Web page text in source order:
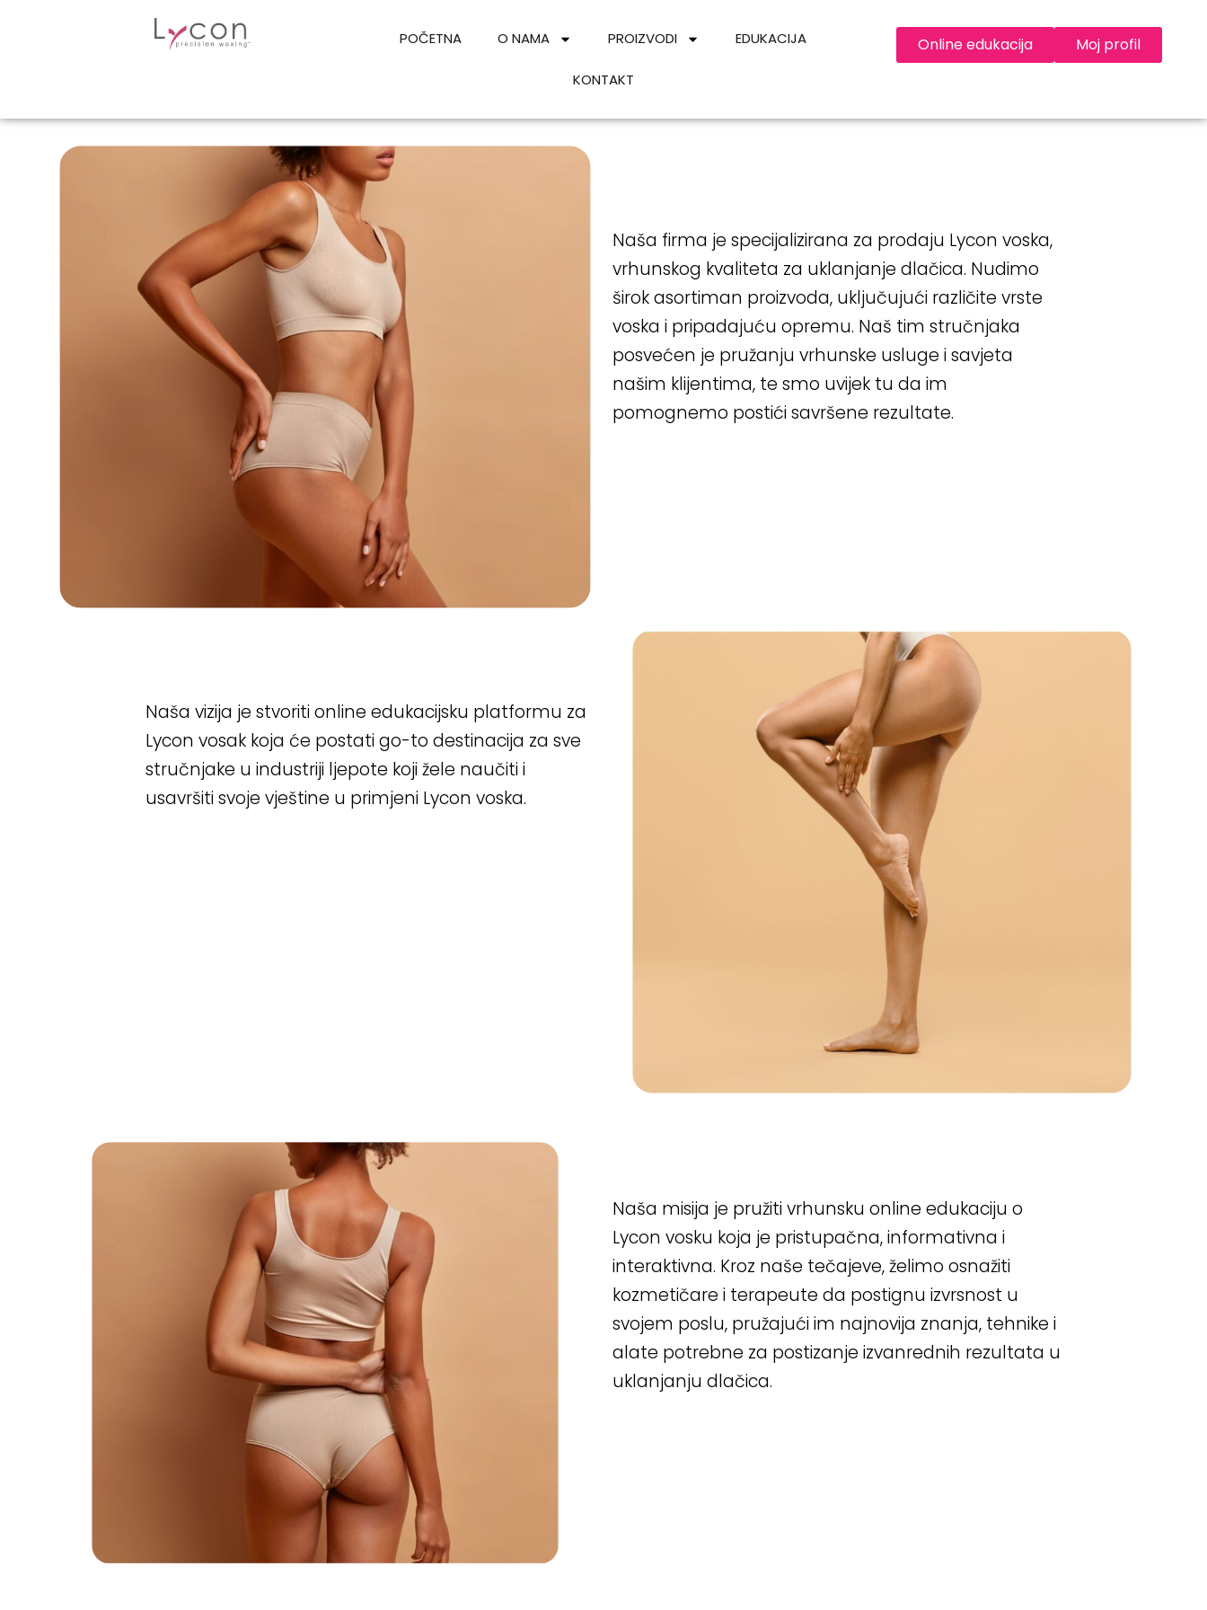
POČETNA O NAMA PROIZVODI EDUKACIJA
KONTAKT
Online edukacija Moj profil
Naša firma je specijalizirana za prodaju Lycon voska,
vrhunskog kvaliteta za uklanjanje dlačica. Nudimo
širok asortiman proizvoda, uključujući različite vrste
voska i pripadajuću opremu. Naš tim stručnjaka
posvećen je pružanju vrhunske usluge i savjeta
našim klijentima, te smo uvijek tu da im
pomognemo postići savršene rezultate.
Naša vizija je stvoriti online edukacijsku platformu za
Lycon vosak koja će postati go-to destinacija za sve
stručnjake u industriji ljepote koji žele naučiti i
usavršiti svoje vještine u primjeni Lycon voska.
Naša misija je pružiti vrhunsku online edukaciju o
Lycon vosku koja je pristupačna, informativna i
interaktivna. Kroz naše tečajeve, želimo osnažiti
kozmetičare i terapeute da postignu izvrsnost u
svojem poslu, pružajući im najnovija znanja, tehnike i
alate potrebne za postizanje izvanrednih rezultata u
uklanjanju dlačica.
Sign up
Sign in
Lost your password?